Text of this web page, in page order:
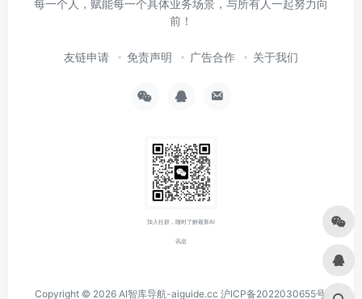
每一个人，赋能每一个具体业务场景，与所有人一起努力向
前！
友链申请 免责声明 广告合作 关于我们
加入社群，随时了解最新AI
讯息
Copyright © 2026 AI智库导航-aiguide.cc 沪ICP备2022030655号